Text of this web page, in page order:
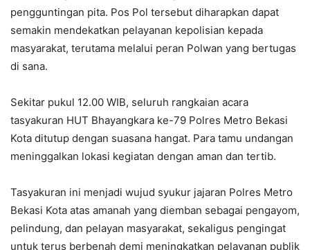
pengguntingan pita. Pos Pol tersebut diharapkan dapat
semakin mendekatkan pelayanan kepolisian kepada
masyarakat, terutama melalui peran Polwan yang bertugas
di sana.
Sekitar pukul 12.00 WIB, seluruh rangkaian acara
tasyakuran HUT Bhayangkara ke-79 Polres Metro Bekasi
Kota ditutup dengan suasana hangat. Para tamu undangan
meninggalkan lokasi kegiatan dengan aman dan tertib.
Tasyakuran ini menjadi wujud syukur jajaran Polres Metro
Bekasi Kota atas amanah yang diemban sebagai pengayom,
pelindung, dan pelayan masyarakat, sekaligus pengingat
untuk terus berbenah demi meningkatkan pelayanan publik